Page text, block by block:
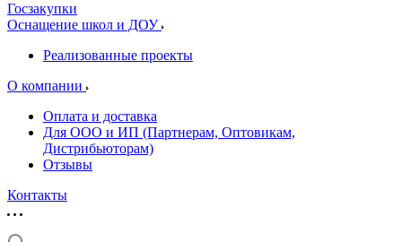
Госзакупки
Оснащение школ и ДОУ
Реализованные проекты
О компании
Оплата и доставка
Для ООО и ИП (Партнерам, Оптовикам,
Дистрибьюторам)
Отзывы
Контакты